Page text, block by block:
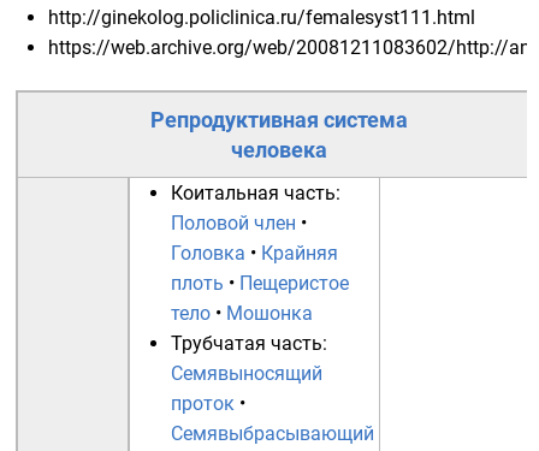
http://ginekolog.policlinica.ru/femalesyst111.html
https://web.archive.org/web/20081211083602/http://
Репродуктивная система
человека
Коитальная часть:
Половой член •
Головка • Крайняя
плоть • Пещеристое
тело • Мошонка
Трубчатая часть:
Семявыносящий
проток •
Семявыбрасывающий